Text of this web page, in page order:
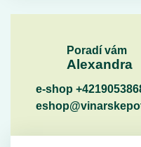
Poradí vám
Alexandra
e-shop